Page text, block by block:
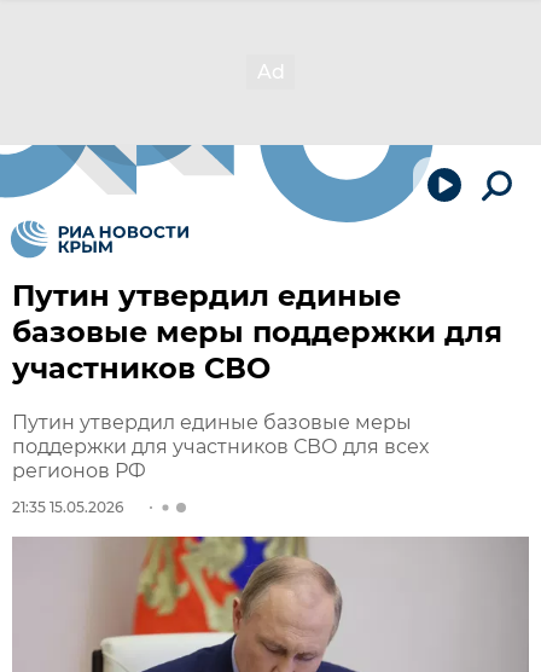
Путин утвердил единые
базовые меры поддержки для
участников СВО
Путин утвердил единые базовые меры
поддержки для участников СВО для всех
регионов РФ
21:35 15.05.2026